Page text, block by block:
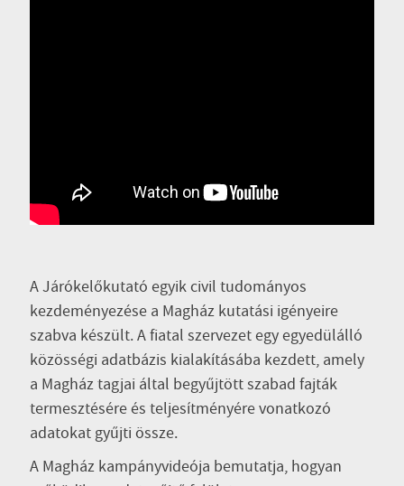
A Járókelőkutató egyik civil tudományos
kezdeményezése a Magház kutatási igényeire
szabva készült. A fiatal szervezet egy egyedülálló
közösségi adatbázis kialakításába kezdett, amely
a Magház tagjai által begyűjtött szabad fajták
termesztésére és teljesítményére vonatkozó
adatokat gyűjti össze.
A Magház kampányvideója bemutatja, hogyan